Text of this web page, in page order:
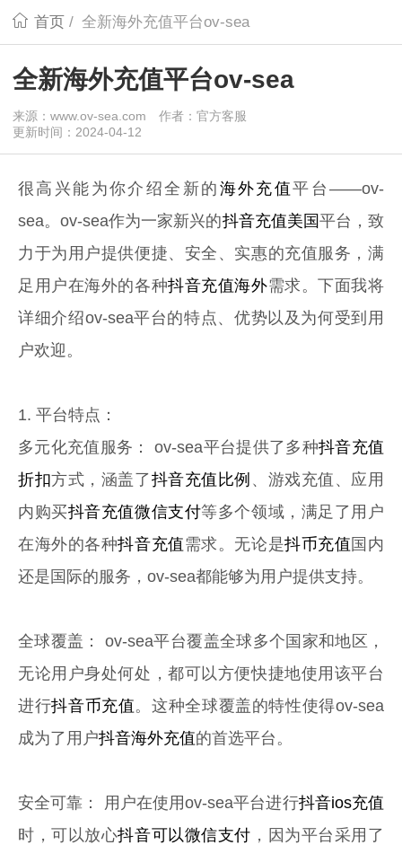
首页 / 全新海外充值平台ov-sea
全新海外充值平台ov-sea
来源：www.ov-sea.com
作者：官方客服
更新时间：2024-04-12
很高兴能为你介绍全新的 海外充值平台——ov-
sea。ov-sea作为一家新兴的抖音充值美国平台，致
力于为用户提供便捷、安全、实惠的充值服务，满
足用户在海外的各种抖音充值海外需求。下面我将
详细介绍ov-sea平台的特点、优势以及为何受到用
户欢迎。
1. 平台特点：
多元化充值服务： ov-sea平台提供了多种抖音充值
折扣方式，涵盖了抖音充值比例 、游戏充值、应用
内购买抖音充值微信支付等多个领域，满足了用户
在海外的各种抖音充值需求。无论是抖币充值国内
还是国际的服务，ov-sea都能够为用户提供支持。
全球覆盖： ov-sea平台覆盖全球多个国家和地区，
无论用户身处何处，都可以方便快捷地使用该平台
进行抖音币充值。这种全球覆盖的特性使得ov-sea
成为了用户抖音海外充值的首选平台。
安全可靠： 用户在使用ov-sea平台进行抖音ios充值
时，可以放心抖音可以微信支付 ，因为平台采用了